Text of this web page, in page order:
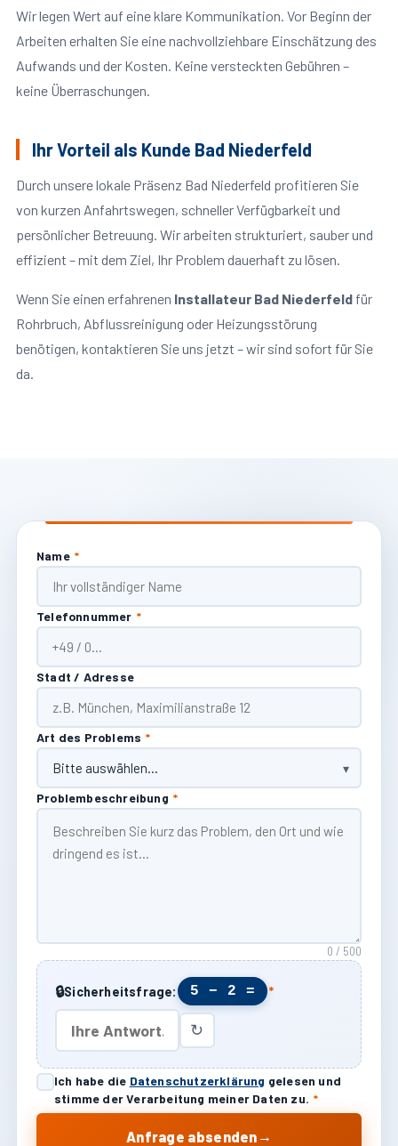
Wir legen Wert auf eine klare Kommunikation. Vor Beginn der
Arbeiten erhalten Sie eine nachvollziehbare Einschätzung des
Aufwands und der Kosten. Keine versteckten Gebühren –
keine Überraschungen.
Ihr Vorteil als Kunde Bad Niederfeld
Durch unsere lokale Präsenz Bad Niederfeld profitieren Sie
von kurzen Anfahrtswegen, schneller Verfügbarkeit und
persönlicher Betreuung. Wir arbeiten strukturiert, sauber und
effizient – mit dem Ziel, Ihr Problem dauerhaft zu lösen.
Wenn Sie einen erfahrenen Installateur Bad Niederfeldfür
Rohrbruch, Abflussreinigung oder Heizungsstörung
benötigen, kontaktieren Sie uns jetzt – wir sind sofort für Sie
da.
Name *
Telefonnummer *
Stadt / Adresse
Art des Problems *
Problembeschreibung *
0 / 500
🔒Sicherheitsfrage: 5 − 2 = *
↻
Ich habe die Datenschutzerklärung gelesen und
stimme der Verarbeitung meiner Daten zu. *
Anfrage absenden →